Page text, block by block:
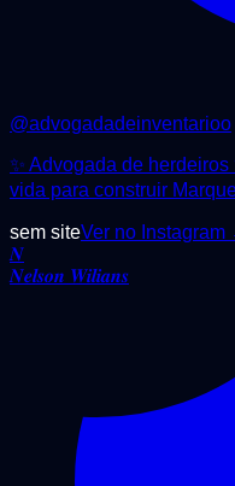
@advogadadeinventarioo
✨ Advogada de
vida para construir
sem siteVer no Instagram
𝑵
𝑵𝒆𝒍𝒔𝒐𝒏 𝑾𝒊𝒍𝒊𝒂𝒏𝒔